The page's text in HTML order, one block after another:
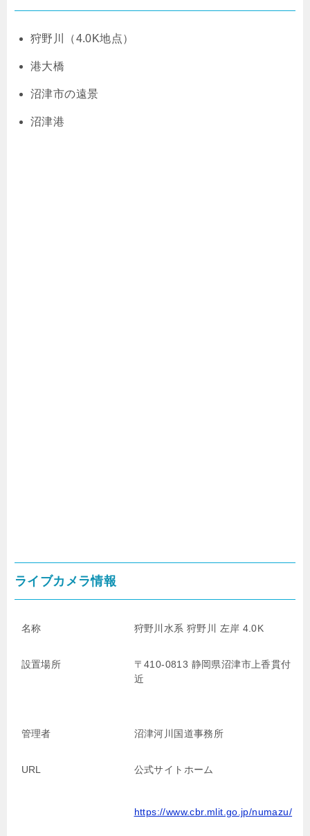
狩野川（4.0K地点）
港大橋
沼津市の遠景
沼津港
ライブカメラ情報
名称 狩野川水系 狩野川 左岸 4.0K
設置場所
〒410-0813 静岡県沼津市上香貫付
近
管理者 沼津河川国道事務所
URL 公式サイトホーム
https://www.cbr.mlit.go.jp/numazu/